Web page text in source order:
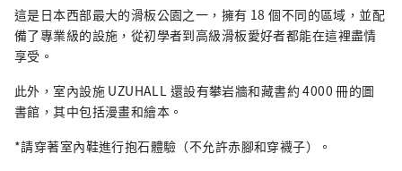
這是日本西部最大的滑板公園之一，擁有 18 個不同的區域，並配
備了專業級的設施，從初學者到高級滑板愛好者都能在這裡盡情
享受。
此外，室內設施 UZUHALL 還設有攀岩牆和藏書約 4000 冊的圖
書館，其中包括漫畫和繪本。
*請穿著室內鞋進行抱石體驗（不允許赤腳和穿襪子）。